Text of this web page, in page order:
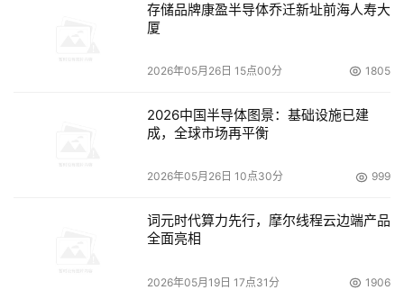
BCP的实施提供足够的企业资源支持。
集团怎样来做灾备建设
“老吴认为即使要建灾备中心，也应该与同行业的公司共
同来建，可以节约成本。但与同行业的公司共同建灾备中心
也有缺点，由于这种模式涉及到同行业数据安全的问题，且
两种模式自建和外包也各有利弊。
存储品牌康盈半导体乔迁新址前海人寿大
厦
2026年05月26日 15点00分 1805
2026中国半导体图景：基础设施已建
成，全球市场再平衡
2026年05月26日 10点30分 999
词元时代算力先行，摩尔线程云边端产品
全面亮相
2026年05月19日 17点31分 1906